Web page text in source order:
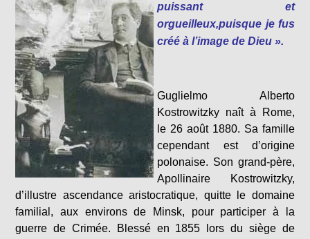
puissant et
orgueilleux,puisque je fus
créé à l’image de Dieu ».
Guglielmo Alberto
Kostrowitzky naît à Rome,
le 26 août 1880. Sa famille
cependant est d’origine
polonaise. Son grand-père,
Apollinaire Kostrowitzky,
d’illustre ascendance aristocratique, quitte le domaine
familial, aux environs de Minsk, pour participer à la
guerre de Crimée. Blessé en 1855 lors du siège de